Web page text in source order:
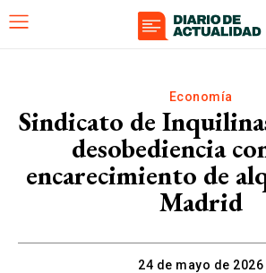
Economía
Sindicato de
desobediencia
encarecimiento de
Madrid
24 de mayo de 2026